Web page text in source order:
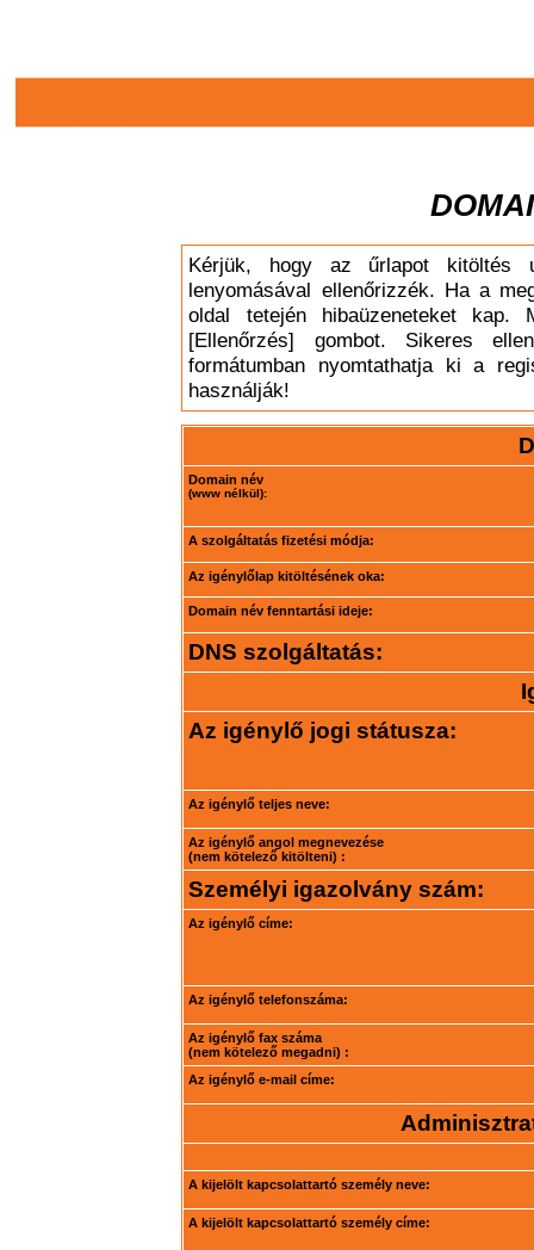
Kérjük, hogy az űrlapot kitöltés
lenyomásával ellenőrizzék. Ha a
oldal tetején hibaüzeneteket
[Ellenőrzés] gombot. Sikeres
formátumban nyomtathatja ki a
használják!
Domain név
(www nélkül):
A szolgáltatás fizetési módja:
Az igénylőlap kitöltésének oka:
Domain név fenntartási ideje:
DNS szolgáltatás:
Az igénylő jogi státusza:
Az igénylő teljes neve:
Az igénylő angol megnevezése
(nem kötelező kitölteni) :
Személyi igazolvány szám:
Az igénylő címe:
Az igénylő telefonszáma:
Az igénylő fax száma
(nem kötelező megadni) :
Az igénylő e-mail címe:
A kijelölt kapcsolattartó személy neve:
A kijelölt kapcsolattartó személy címe: